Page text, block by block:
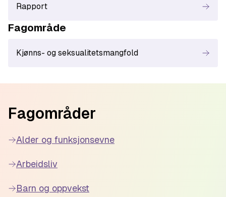
Rapport
Fagområde
Kjønns- og seksualitetsmangfold
Fagområder
Alder og funksjonsevne
Arbeidsliv
Barn og oppvekst